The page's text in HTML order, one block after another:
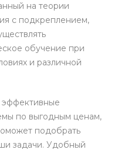
на теории
с подкреплением,
обучение при
и различной
эффективные
по выгодным ценам,
подобрать
задачи. Удобный